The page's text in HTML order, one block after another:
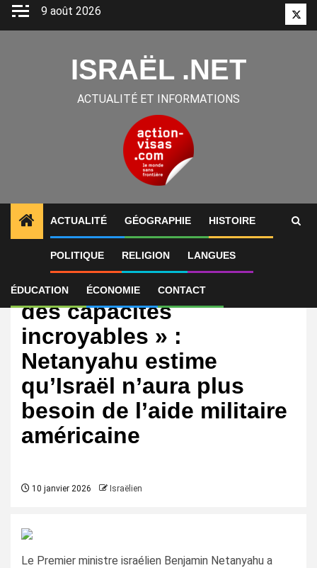
Aller
9 août 2026
ISRAËL .NET
ACTUALITÉ ET INFORMATIONS
ACTUALITÉ GÉOGRAPHIE HISTOIRE
POLITIQUE RELIGION LANGUES
ÉDUCATION ÉCONOMIE CONTACT
International
« Nous avons développé
des capacités
incroyables » :
Netanyahu estime
qu’Israël n’aura plus
besoin de l’aide militaire
américaine
10 janvier 2026 Israëlien
Le Premier ministre israélien Benjamin Netanyahu a